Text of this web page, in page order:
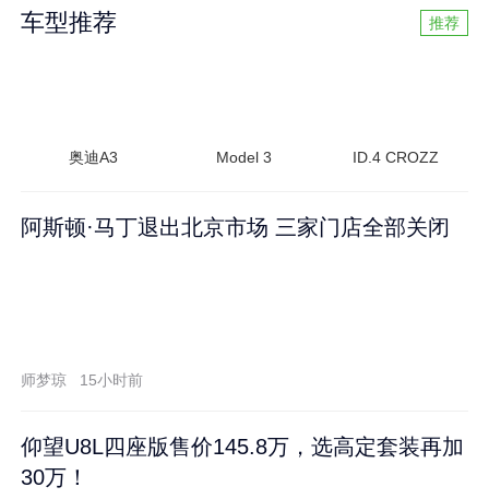
车型推荐 推荐
奥迪A3 Model 3 ID.4 CROZZ
阿斯顿·马丁退出北京市场 三家门店全部关闭
师梦琼 15小时前
仰望U8L四座版售价145.8万，选高定套装再加
30万！